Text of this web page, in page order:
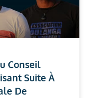
Conseil
Suite À
De